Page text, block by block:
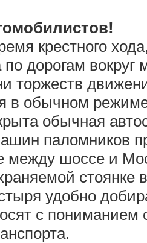
крестного
по дорогам
торжеств
в обычном
обычная
паломников
между шоссе и
удобно
с пониманием